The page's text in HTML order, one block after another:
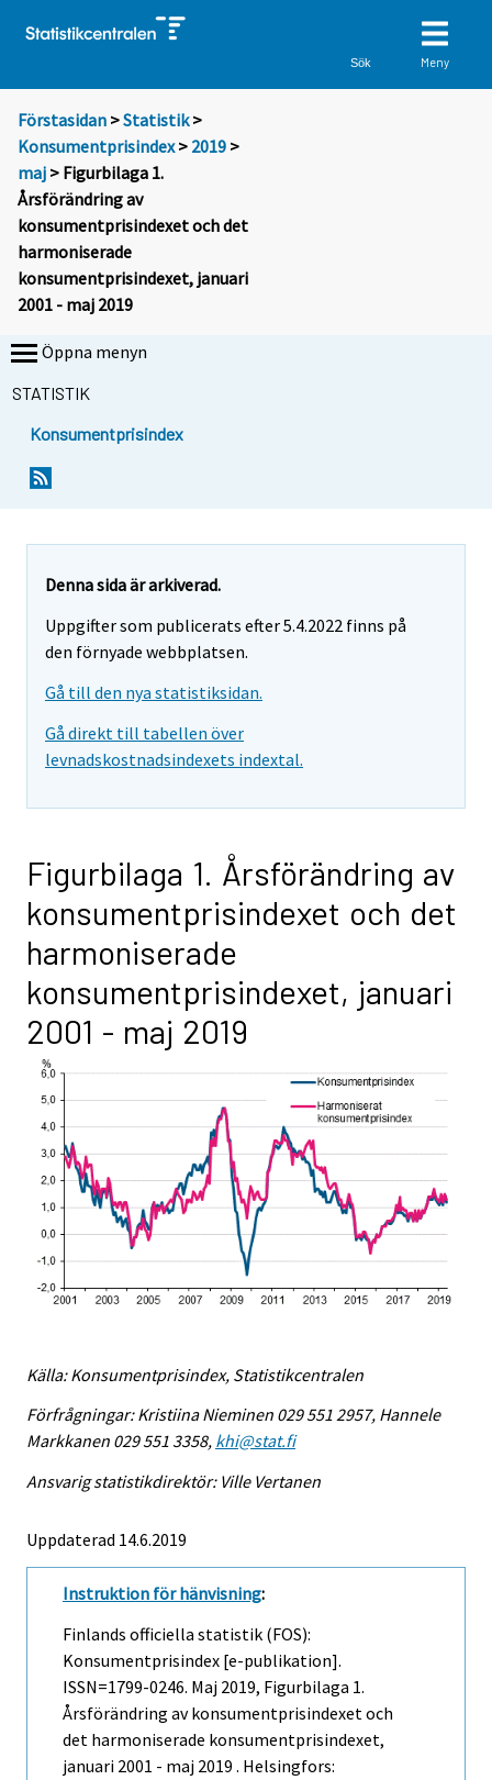
Sök Meny
Förstasidan >Statistik >
Konsumentprisindex> 2019 >
maj > Figurbilaga 1.
Årsförändring av
konsumentprisindexet och det
harmoniserade
konsumentprisindexet, januari
2001 - maj 2019
Öppna menyn
STATISTIK
Konsumentprisindex
Denna sida är arkiverad.
Uppgifter som publicerats efter 5.4.2022 finns på
den förnyade webbplatsen.
Gå till den nya statistiksidan.
Gå direkt till tabellen över
levnadskostnadsindexets indextal.
Figurbilaga 1. Årsförändring av
konsumentprisindexet och det
harmoniserade
konsumentprisindexet, januari
2001 - maj 2019
Källa: Konsumentprisindex, Statistikcentralen
Förfrågningar: Kristiina Nieminen 029 551 2957, Hannele
Markkanen 029 551 3358, khi@stat.fi
Ansvarig statistikdirektör: Ville Vertanen
Uppdaterad 14.6.2019
Instruktion för hänvisning:
Finlands officiella statistik (FOS):
Konsumentprisindex [e-publikation].
ISSN=1799-0246. Maj 2019, Figurbilaga 1.
Årsförändring av konsumentprisindexet och
det harmoniserade konsumentprisindexet,
januari 2001 - maj 2019 . Helsingfors: